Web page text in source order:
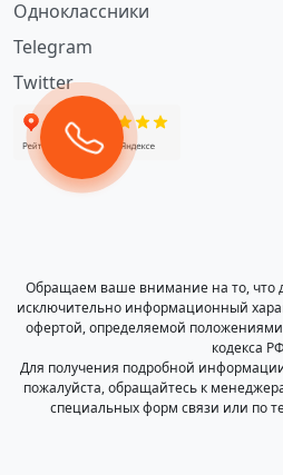
Одноклассники
Telegram
Twitter
Обращаем ваше внимание на то, что
исключительно информационный
офертой, определяемой положениями
кодекса
Для получения подробной информации
пожалуйста, обращайтесь к
специальных форм связи или по